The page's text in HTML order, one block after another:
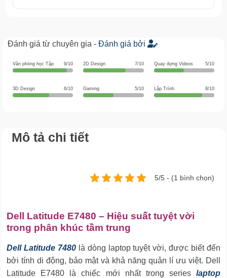
Đánh giá từ chuyên gia - Đánh giá bởi
Văn phòng học Tập 9/10 2D Design 7/10 Quay dựng Videos 5/10
3D Design 6/10 Gaming 5/10 Lập Trình 8/10
Mô tả chi tiết
5/5 - (1 bình chọn)
Dell Latitude E7480 – Hiệu suất tuyệt vời
trong phân khúc tầm trung
Dell Latitude 7480 là dòng laptop tuyệt vời, được biết đến
bởi tính di động, bảo mật và khả năng quản lí ưu việt. Dell
Latitude E7480 là chiếc mới nhất trong series laptop